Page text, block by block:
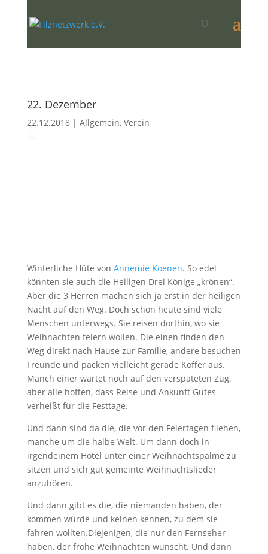
22. Dezember
22.12.2018| Allgemein, Verein
Winterliche Hüte von Annemie Koenen. So edel
könnten sie auch die Heiligen Drei Könige „krönen“.
Aber die 3 Herren machen sich ja erst in der heiligen
Nacht auf den Weg. Doch schon heute sind viele
Menschen unterwegs. Sie reisen dorthin, wo sie
Weihnachten feiern wollen. Die einen finden den
Weg direkt nach Hause zur Familie, andere besuchen
Freunde und packen vielleicht gerade Koffer aus.
Manch einer wartet noch auf den verspäteten Zug,
aber alle hoffen, dass Reise und Ankunft Gutes
verheißt für die Festtage.
Und dann sind da die, die vor den Feiertagen fliehen,
manche um die halbe Welt. Um dann doch in
irgendeinem Hotel unter einer Weihnachtspalme zu
sitzen und sich gut gemeinte Weihnachtslieder
anzuhören.
Und dann gibt es die, die niemanden haben, der
kommen würde und keinen kennen, zu dem sie
fahren wollten.Diejenigen, die nur den Fernseher
haben, der frohe Weihnachten wünscht. Und dann